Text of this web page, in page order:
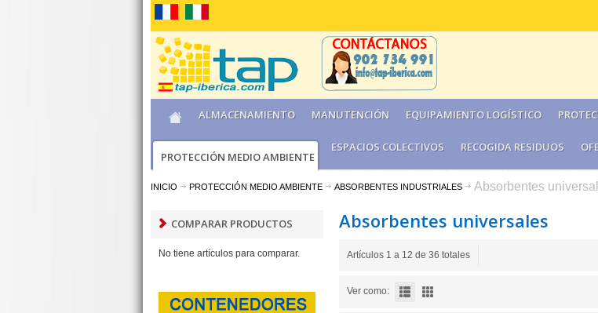
ALMACENAMIENTO MANUTENCIÓN EQUIPAMIENTO LOGÍSTICO
PROTECCIÓN MEDIO AMBIENTE
ESPACIOS COLECTIVOS RECOGIDA RESIDUOS
INICIO PROTECCIÓN MEDIO AMBIENTE ABSORBENTES INDUSTRIALES Absorbentes
Absorbentes universales
Artículos 1 a 12 de 36 totales
Ver como:
COMPARAR PRODUCTOS
No tiene artículos para comparar.